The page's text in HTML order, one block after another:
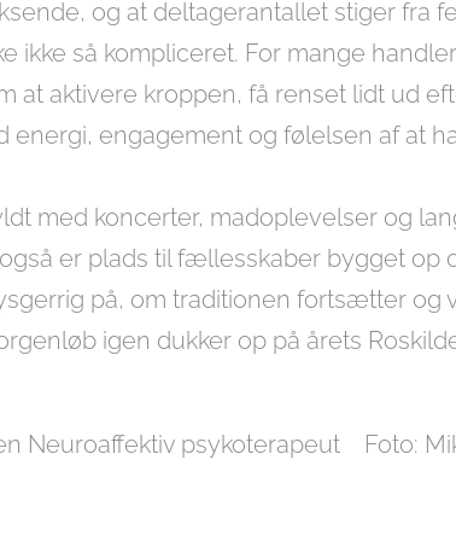
og at deltagerantallet stiger fra
ikke så kompliceret. For mange
at aktivere kroppen, få renset lidt ud
energi, engagement og følelsen af at
med koncerter, madoplevelser og
er plads til fællesskaber bygget op
på, om traditionen fortsætter og
igen dukker op på årets
Neuroaffektiv psykoterapeut Foto: